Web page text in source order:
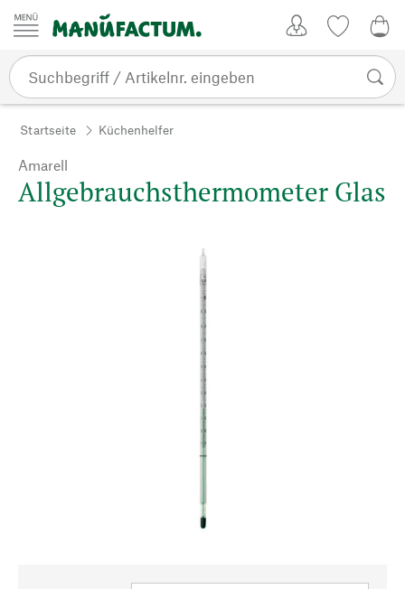
Zum Inhalt springen
Startseite Küchenhelfer
Amarell
Allgebrauchsthermometer Glas